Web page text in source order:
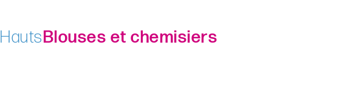
HautsBlouses et chemisiers